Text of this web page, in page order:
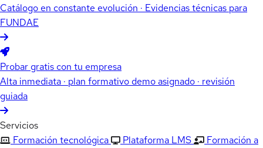
Catálogo en constante evolución · Evidencias técnicas para
FUNDAE
Probar gratis con tu empresa
Alta inmediata · plan formativo demo asignado · revisión
guiada
Servicios
Formación tecnológica
Plataforma LMS
Formación a